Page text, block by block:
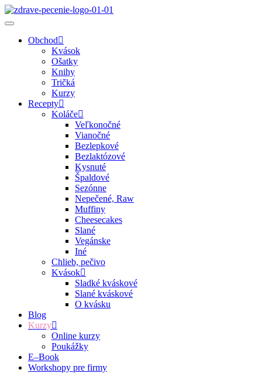
Obchod
Kvások
Ošatky
Knihy
Tričká
Kurzy
Recepty
Koláče
Veľkonočné
Vianočné
Bezlepkové
Bezlaktózové
Kysnuté
Špaldové
Sezónne
Nepečené, Raw
Muffiny
Cheesecakes
Slané
Vegánske
Iné
Chlieb, pečivo
Kvások
Sladké kváskové
Slané kváskové
O kvásku
Blog
Kurzy
Online kurzy
Poukážky
E–Book
Workshopy pre firmy